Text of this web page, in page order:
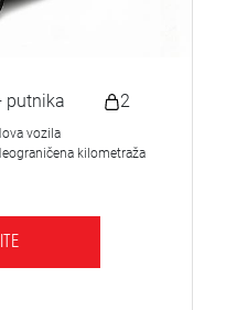
putnika 2
vozila
kilometraža